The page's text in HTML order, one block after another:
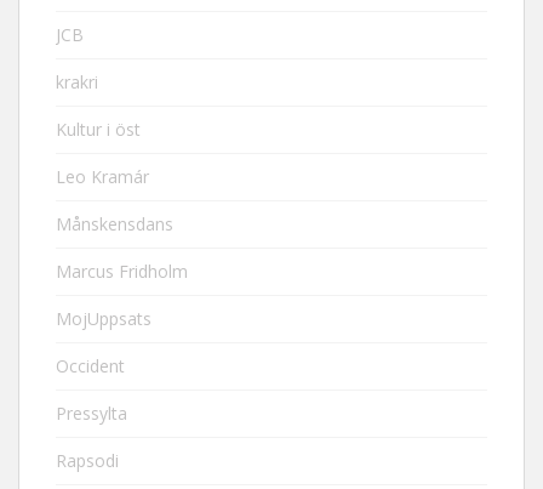
JCB
krakri
Kultur i öst
Leo Kramár
Månskensdans
Marcus Fridholm
MojUppsats
Occident
Pressylta
Rapsodi